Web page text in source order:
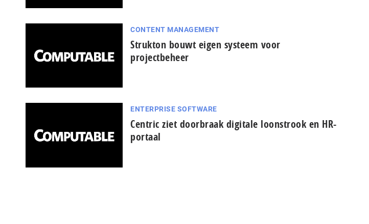
CONTENT MANAGEMENT
Strukton bouwt eigen systeem voor
projectbeheer
ENTERPRISE SOFTWARE
Centric ziet doorbraak digitale loonstrook en HR-
portaal